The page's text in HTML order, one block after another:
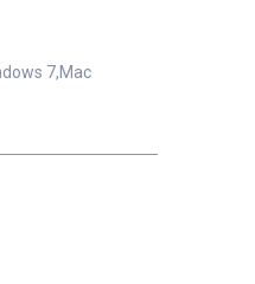
7,Mac